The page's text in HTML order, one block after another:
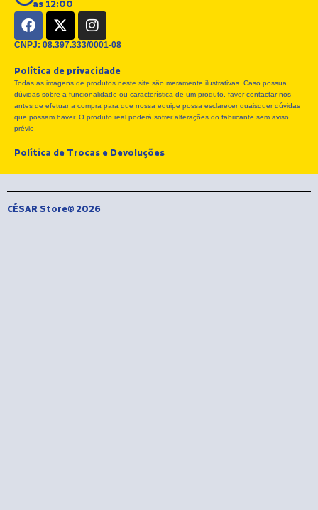
as 12:00
F
a
c
b
o
o
k
X
-
t
i
t
t
e
I
n
s
a
g
r
a
CNPJ: 08.397.333/0001-08
Política de privacidade
Todas as imagens de produtos neste site são meramente ilustrativas. Caso possua
dúvidas sobre a funcionalidade ou característica de um produto, favor contactar-nos
antes de efetuar a compra para que nossa equipe possa esclarecer quaisquer dúvidas
que possam haver. O produto real poderá sofrer alterações do fabricante sem aviso
prévio
Política de Trocas e Devoluções
CÉSAR Store® 2026